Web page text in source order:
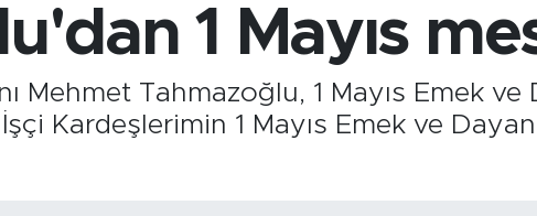
1 Mayıs
Mehmet Tahmazoğlu, 1 Mayıs Emek ve
Kardeşlerimin 1 Mayıs Emek ve